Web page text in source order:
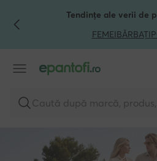
TRECI LA CONȚINUTUL
MERGI LA CĂUTARETendințe ale verii de
FEMEIBĂRBAȚI
Caută după marcă, produs,